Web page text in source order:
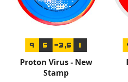
9 5 -3,5 1
Proton Virus - New
Stamp